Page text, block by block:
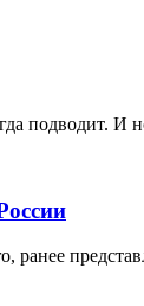
подводит.
ранее